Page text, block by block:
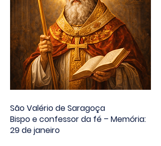
São Valério de Saragoça
Bispo e confessor da fé – Memória:
29 de janeiro